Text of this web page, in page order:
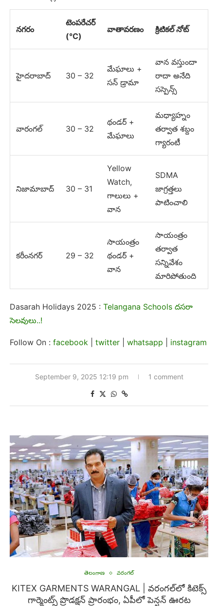
నగరం
టెంపరేచర్
(°C)
వాతావరణం క్రిటికల్ నోట్
హైదరాబాద్ 30 – 32
మేఘాలు +
సన్ డ్రామా
వాన వస్తుందా
రాదా అనేది
సస్పెన్స్
వారంగల్ 30 – 32
థండర్ +
మేఘాలు
మధ్యాహ్నం
తర్వాత శబ్దం
గ్యారంటీ
నిజామాబాద్ 30 – 31
Yellow
Watch,
గాలులు +
వాన
SDMA
జాగ్రత్తలు
పాటించాలి
కరీంనగర్ 29 – 32
సాయంత్రం
థండర్ +
వాన
సాయంత్రం
తర్వాత
సన్నివేశం
మారిపోతుంది
Dasarah Holidays 2025 : Telangana Schools దసరా
సెలవులు..!
Follow On : facebook twitter whatsapp instagram
September 9, 2025 12:19 pm 1 comment
తెలంగాణ వరంగల్
KITEX GARMENTS WARANGAL | వరంగల్‌లో కిటెక్స్
గార్మెంట్స్ ప్రొడక్షన్ ప్రారంభం, ఏపీలో పెన్షన్ ఊరట